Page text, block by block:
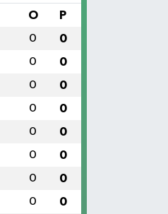
O P
0 0
0 0
0 0
0 0
0 0
0 0
0 0
0 0